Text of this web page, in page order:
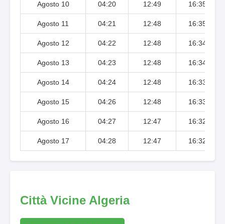
Agosto 10 04:20 12:49 16:35
Agosto 11 04:21 12:48 16:35
Agosto 12 04:22 12:48 16:34
Agosto 13 04:23 12:48 16:34
Agosto 14 04:24 12:48 16:33
Agosto 15 04:26 12:48 16:33
Agosto 16 04:27 12:47 16:32
Agosto 17 04:28 12:47 16:32
Città Vicine Algeria